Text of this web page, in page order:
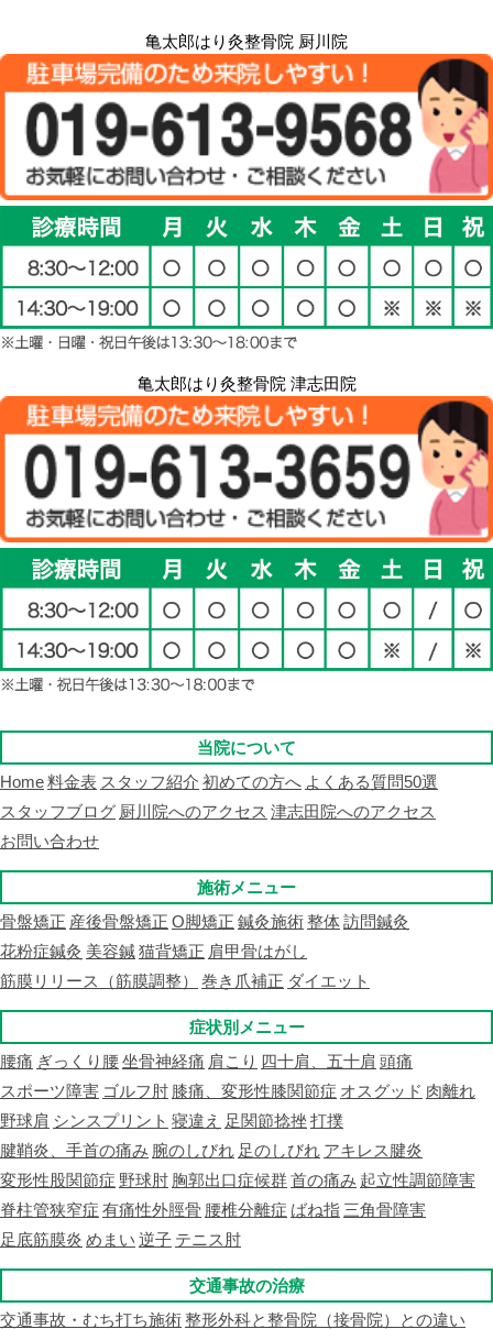
亀太郎はり灸整骨院 厨川院
亀太郎はり灸整骨院 津志田院
当院について
Home料金表 スタッフ紹介 初めての方へ よくある質問50選
スタッフブログ 厨川院へのアクセス 津志田院へのアクセス
お問い合わせ
施術メニュー
骨盤矯正 産後骨盤矯正 O脚矯正 鍼灸施術整体訪問鍼灸
花粉症鍼灸 美容鍼猫背矯正 肩甲骨はがし
筋膜リリース（筋膜調整）
巻き爪補正 ダイエット
症状別メニュー
腰痛 ぎっくり腰坐骨神経痛 肩こり 四十肩、五十肩 頭痛
スポーツ障害 ゴルフ肘 膝痛、変形性膝関節症 オスグッド 肉離れ
野球肩 シンスプリント 寝違え 足関節捻挫打撲
腱鞘炎、手首の痛み 腕のしびれ 足のしびれ アキレス腱炎
変形性股関節症 野球肘 胸郭出口症候群首の痛み 起立性調節障害
脊柱管狭窄症 有痛性外脛骨 腰椎分離症 ばね指 三角骨障害
足底筋膜炎 めまい 逆子 テニス肘
交通事故の治療
交通事故・むち打ち施術整形外科と整骨院（接骨院）との違い